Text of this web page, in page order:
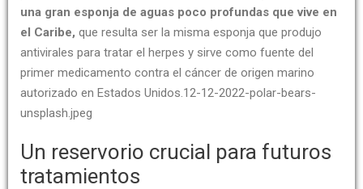
una gran esponja de aguas poco profundas que vive en
el Caribe, que resulta ser la misma esponja que produjo
antivirales para tratar el herpes y sirve como fuente del
primer medicamento contra el cáncer de origen marino
autorizado en Estados Unidos.12-12-2022-polar-bears-
unsplash.jpeg
Un reservorio crucial para futuros
tratamientos